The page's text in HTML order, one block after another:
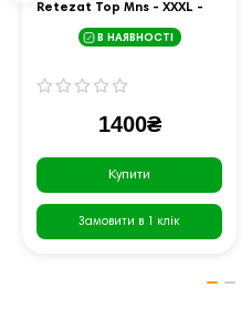
Retezat Top Mns - XXXL -
В НАЯВНОСТІ
1400₴
Купити
Замовити в 1 клік